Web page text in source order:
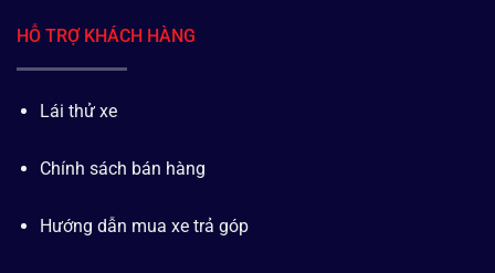
HỖ TRỢ KHÁCH HÀNG
Lái thử xe
Chính sách bán hàng
Hướng dẫn mua xe trả góp